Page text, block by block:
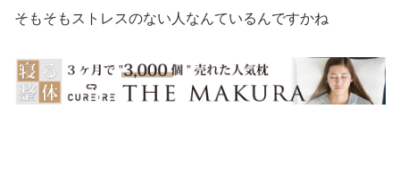
そもそもストレスのない人なんているんですかね